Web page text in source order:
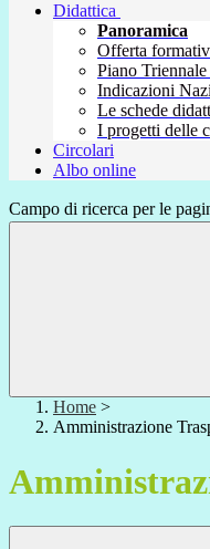
Didattica
Panoramica
Offerta
Piano
Indicazioni
Le schede
I progetti delle
Circolari
Albo online
Campo di ricerca per le
Home >
Amministrazione